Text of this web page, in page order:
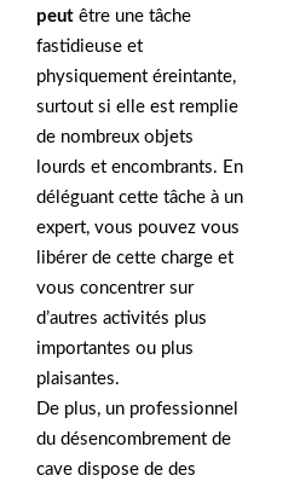
peut être une tâche
fastidieuse et
physiquement éreintante,
surtout si elle est remplie
de nombreux objets
lourds et encombrants. En
déléguant cette tâche à un
expert, vous pouvez vous
libérer de cette charge et
vous concentrer sur
d’autres activités plus
importantes ou plus
plaisantes.
De plus, un professionnel
du désencombrement de
cave dispose de des